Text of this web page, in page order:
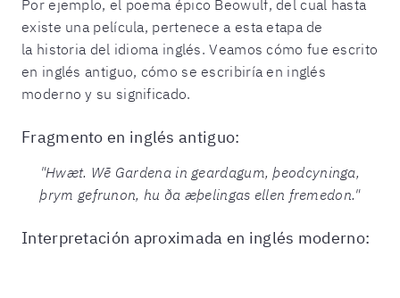
Por ejemplo, el poema épico Beowulf, del cual hasta
existe una película, pertenece a esta etapa de
la historia del idioma inglés.Veamos cómo fue escrito
en inglés antiguo, cómo se escribiría en inglés
moderno y su significado.
Fragmento en inglés antiguo:
"Hwæt. Wē Gardena in geardagum, þeodcyninga,
þrym gefrunon, hu ða æþelingas ellen fremedon."
Interpretación aproximada en inglés moderno: